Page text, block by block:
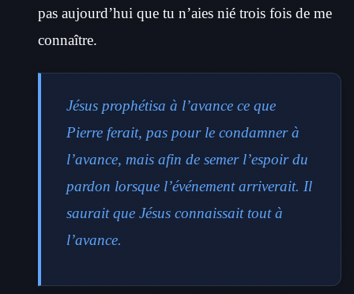
pas aujourd’hui que tu n’aies nié trois fois de me
connaître.
Jésus prophétisa à l’avance ce que
Pierre ferait, pas pour le condamner à
l’avance, mais afin de semer l’espoir du
pardon lorsque l’événement arriverait. Il
saurait que Jésus connaissait tout à
l’avance.